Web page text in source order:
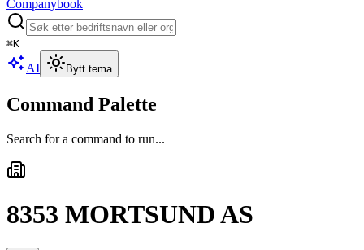
Companybook
⌘K
AI Bytt tema
Command Palette
Search for a command to run...
8353 MORTSUND AS